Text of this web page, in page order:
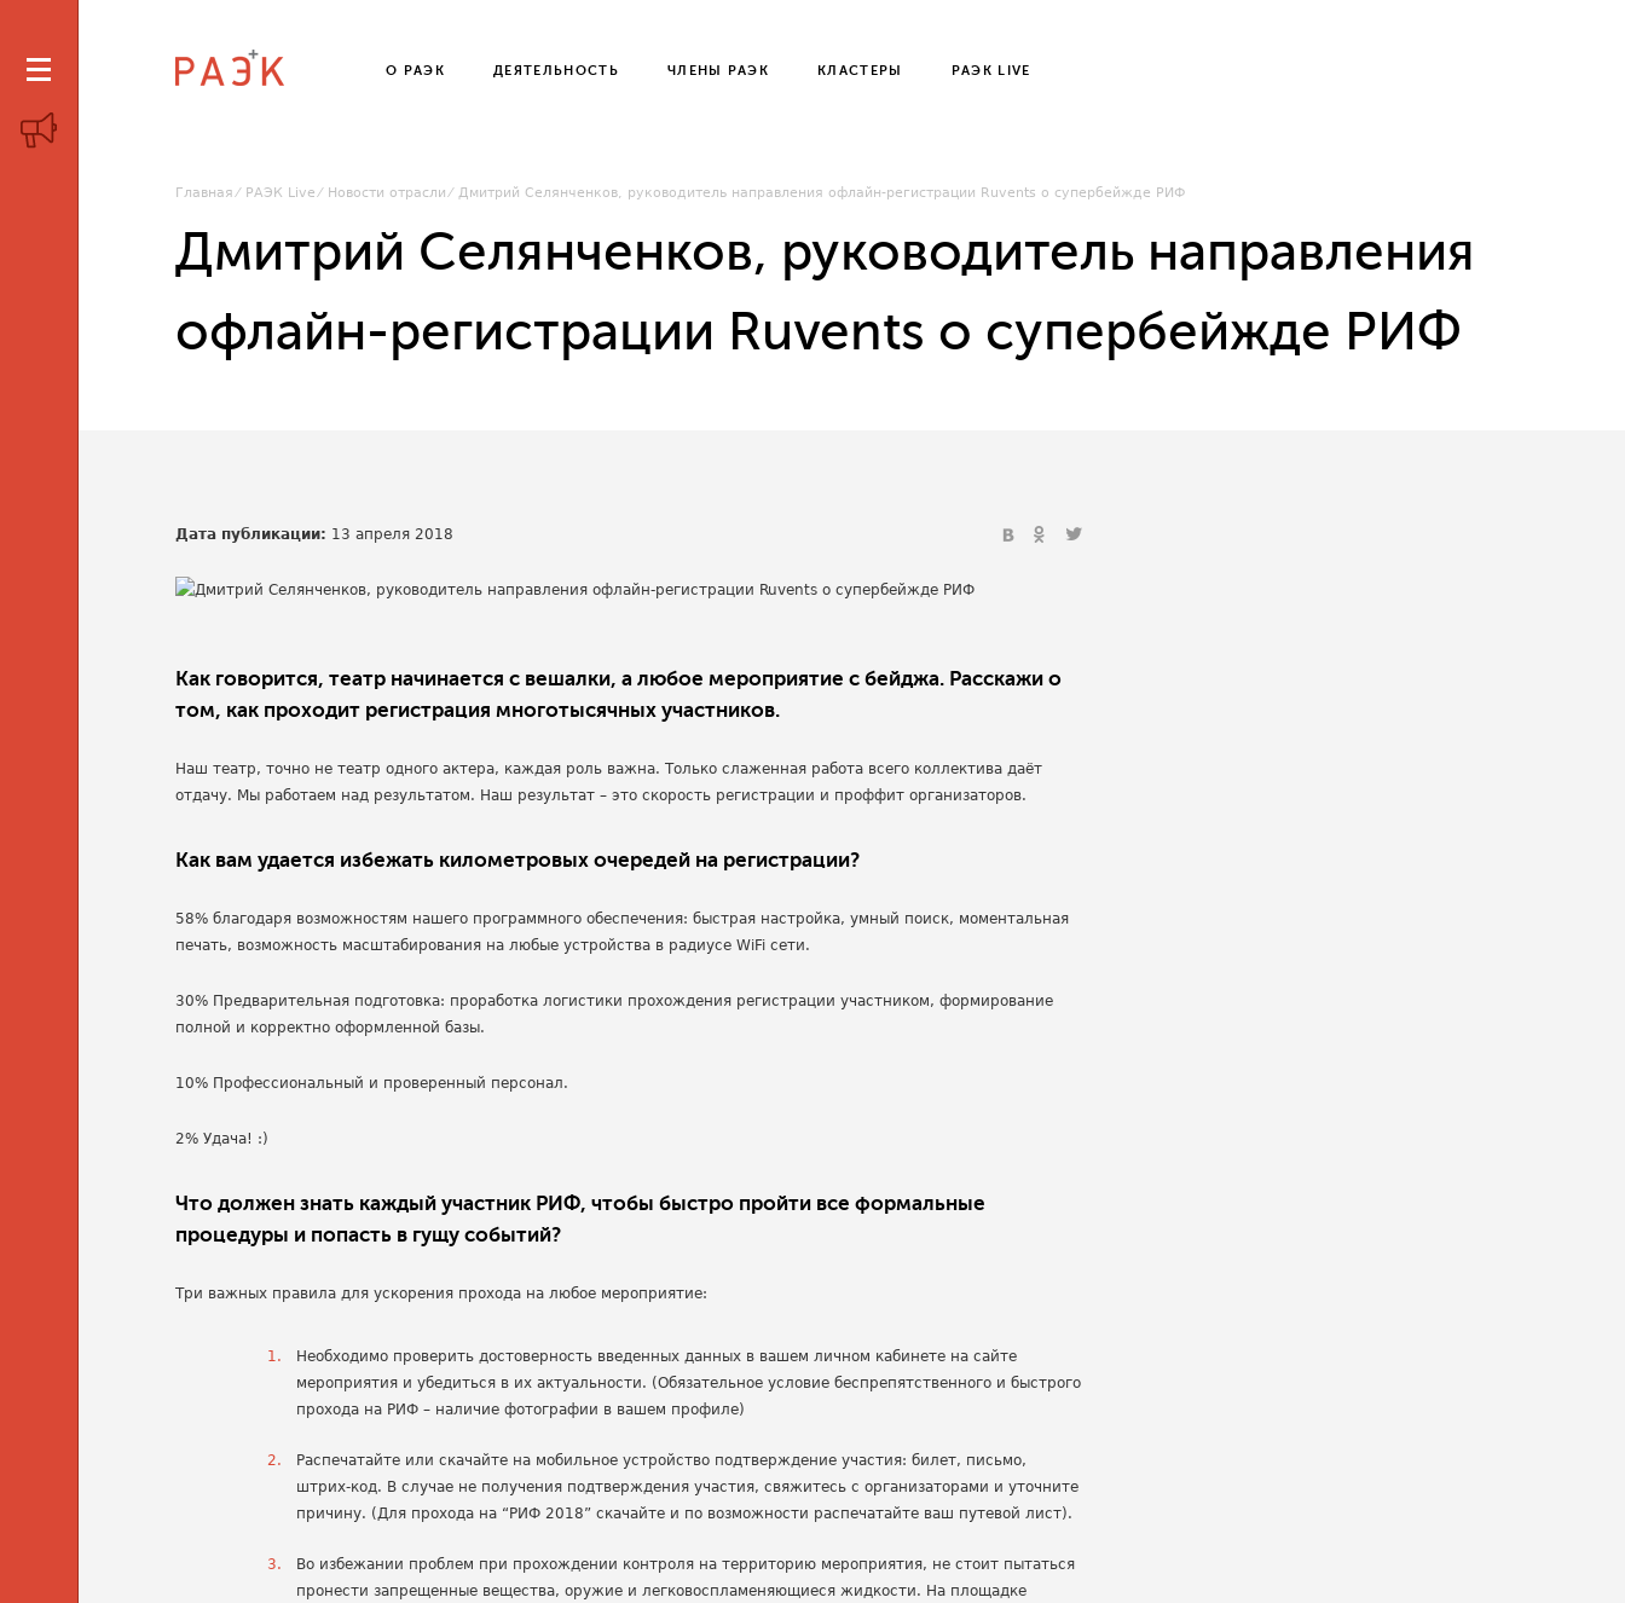
О РАЭК ДЕЯТЕЛЬНОСТЬ ЧЛЕНЫ РАЭК КЛАСТЕРЫ РАЭК LIVE
Главная РАЭК Live Новости отрасли Дмитрий Селянченков, руководитель направления офлайн-регистрации Ruvents о супербейжде РИФ
Дмитрий Селянченков, руководитель направления
офлайн-регистрации Ruvents о супербейжде РИФ
Дата публикации: 13 апреля 2018
Как говорится, театр начинается с вешалки, а любое мероприятие с бейджа. Расскажи о
том, как проходит регистрация многотысячных участников.
Наш театр, точно не театр одного актера, каждая роль важна. Только слаженная работа всего коллектива даёт
отдачу. Мы работаем над результатом. Наш результат – это скорость регистрации и проффит организаторов.
Как вам удается избежать километровых очередей на регистрации?
58% благодаря возможностям нашего программного обеспечения: быстрая настройка, умный поиск, моментальная
печать, возможность масштабирования на любые устройства в радиусе WiFi сети.
30% Предварительная подготовка: проработка логистики прохождения регистрации участником, формирование
полной и корректно оформленной базы.
10% Профессиональный и проверенный персонал.
2% Удача! :)
Что должен знать каждый участник РИФ, чтобы быстро пройти все формальные
процедуры и попасть в гущу событий?
Три важных правила для ускорения прохода на любое мероприятие:
Необходимо проверить достоверность введенных данных в вашем личном кабинете на сайте
мероприятия и убедиться в их актуальности. (Обязательное условие беспрепятственного и быстрого
прохода на РИФ – наличие фотографии в вашем профиле)
Распечатайте или скачайте на мобильное устройство подтверждение участия: билет, письмо,
штрих-код. В случае не получения подтверждения участия, свяжитесь с организаторами и уточните
причину. (Для прохода на “РИФ 2018” скачайте и по возможности распечатайте ваш путевой лист).
Во избежании проблем при прохождении контроля на территорию мероприятия, не стоит пытаться
пронести запрещенные вещества, оружие и легковоспламеняющиеся жидкости. На площадке